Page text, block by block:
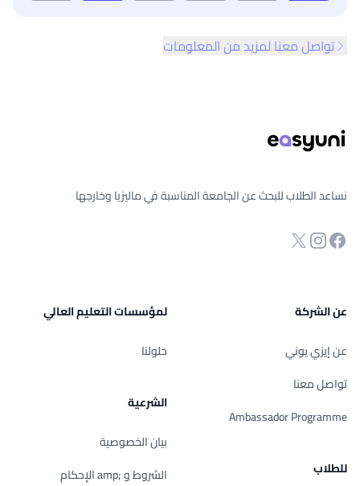
تواصل معنا لمزيد من المعلومات
نساعد الطلاب للبحث عن الجامعة المناسبة في ماليزيا وخارجها
صفحة الفيسبوك
انستجرام
Twitter
عن الشركة
عن إيزي يوني
تواصل معنا
Ambassador Programme
للطلاب
لمؤسسات التعليم العالي
حلولنا
الشرعية
بيان الخصوصية
الشروط و ;amp الإحكام